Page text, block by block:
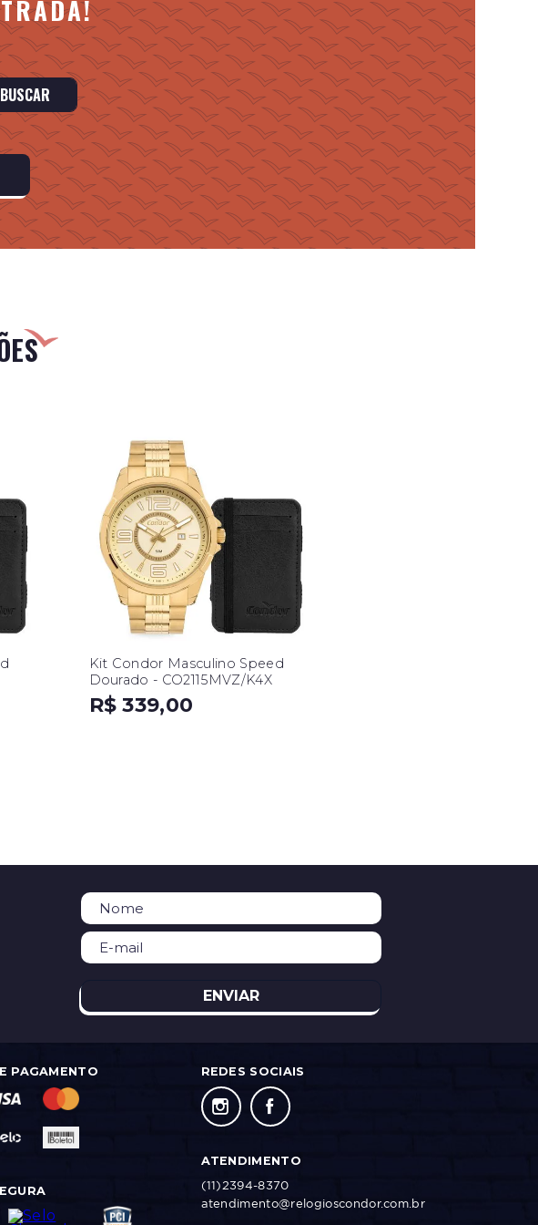
BUSCAR
Kit Condor Masculino Speed
Dourado - CO2115MVZ/K4X
R$ 339,00
ENVIAR
PAGAMENTO REDES SOCIAIS
ATENDIMENTO
(11)2394-8370
atendimento@relogioscondor.com.br